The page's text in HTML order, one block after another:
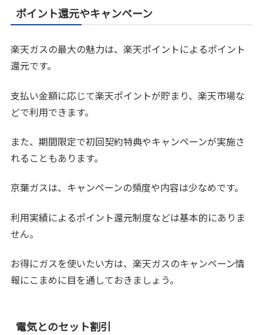
ポイント還元やキャンペーン
楽天ガスの最大の魅力は、楽天ポイントによるポイント
還元です。
支払い金額に応じて楽天ポイントが貯まり、楽天市場な
どで利用できます。
また、期間限定で初回契約特典やキャンペーンが実施さ
れることもあります。
京葉ガスは、キャンペーンの頻度や内容は少なめです。
利用実績によるポイント還元制度などは基本的にありま
せん。
お得にガスを使いたい方は、楽天ガスのキャンペーン情
報にこまめに目を通しておきましょう。
電気とのセット割引